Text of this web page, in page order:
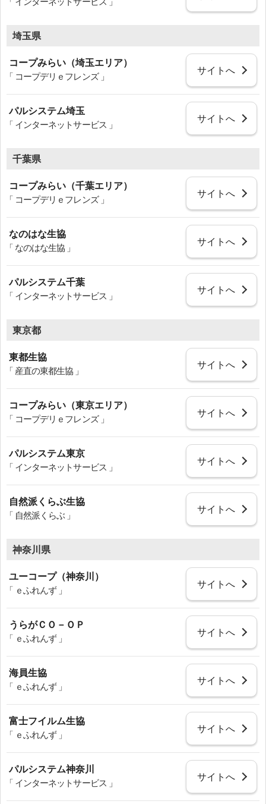
埼玉県
コープみらい（埼玉エリア）
「 コープデリｅフレンズ 」
サイトへ
パルシステム埼玉
「 インターネットサービス 」
サイトへ
千葉県
コープみらい（千葉エリア）
「 コープデリｅフレンズ 」
サイトへ
なのはな生協
「 なのはな生協 」
サイトへ
パルシステム千葉
「 インターネットサービス 」
サイトへ
東京都
東都生協
「 産直の東都生協 」
サイトへ
コープみらい（東京エリア）
「 コープデリｅフレンズ 」
サイトへ
パルシステム東京
「 インターネットサービス 」
サイトへ
自然派くらぶ生協
「 自然派くらぶ 」
サイトへ
神奈川県
ユーコープ（神奈川）
「 ｅふれんず 」
サイトへ
うらがＣＯ－ＯＰ
「 ｅふれんず 」
サイトへ
海員生協
「 ｅふれんず 」
サイトへ
富士フイルム生協
「 ｅふれんず 」
サイトへ
パルシステム神奈川
「 インターネットサービス 」
サイトへ